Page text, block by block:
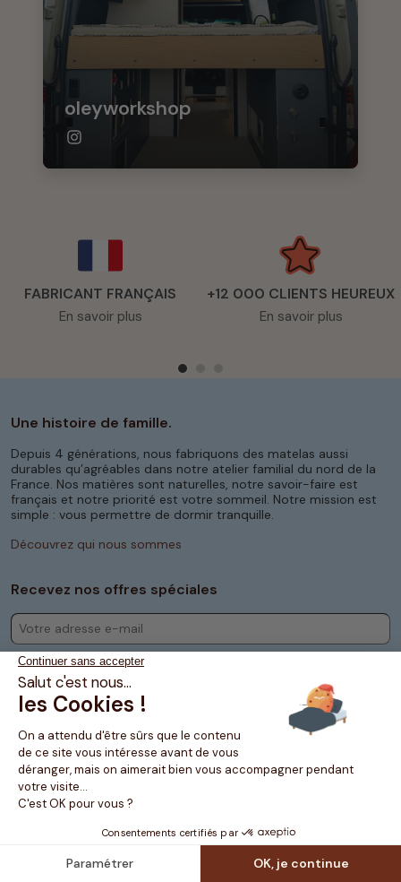
oleyworkshop
FABRICANT FRANÇAIS
En savoir plus
+12 000 CLIENTS HEUREUX
En savoir plus
Vie privée|Termes
Matelas No Stress® - 67 rue racine 59200 - Tourcoing - France -
2011-2026
Une histoire de famille.
Depuis 4 générations, nous fabriquons des matelas aussi
durables qu’agréables dans notre atelier familial du nord de la
France. Nos matières sont naturelles, notre savoir-faire est
français et notre priorité est votre sommeil. Notre mission est
simple : vous permettre de dormir tranquille.
Découvrez qui nous sommes
Recevez nos offres spéciales
M’abonner
En cochant cette case, vous acceptez que Matelas No Stress vous envoie 1 fois
par semaine dans votre boîte mail nos meilleurs conseils et offres sur le